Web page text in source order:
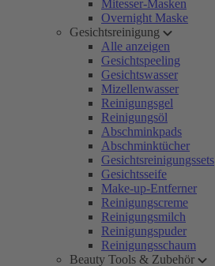
Mitesser-Masken
Overnight Maske
Gesichtsreinigung
Alle anzeigen
Gesichtspeeling
Gesichtswasser
Mizellenwasser
Reinigungsgel
Reinigungsöl
Abschminkpads
Abschminktücher
Gesichtsreinigungssets
Gesichtsseife
Make-up-Entferner
Reinigungscreme
Reinigungsmilch
Reinigungspuder
Reinigungsschaum
Beauty Tools & Zubehör